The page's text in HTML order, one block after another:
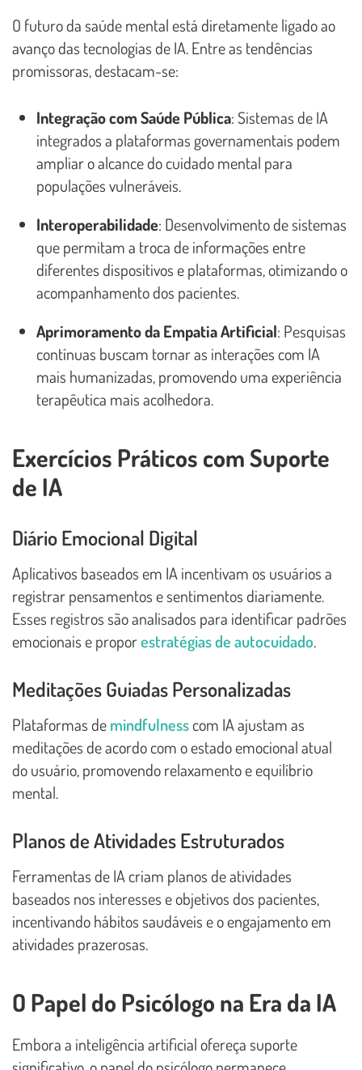
O futuro da saúde mental está diretamente ligado ao
avanço das tecnologias de IA. Entre as tendências
promissoras, destacam-se:
Integração com Saúde Pública: Sistemas de IA
integrados a plataformas governamentais podem
ampliar o alcance do cuidado mental para
populações vulneráveis.
Interoperabilidade: Desenvolvimento de sistemas
que permitam a troca de informações entre
diferentes dispositivos e plataformas, otimizando o
acompanhamento dos pacientes.
Aprimoramento da Empatia Artificial: Pesquisas
contínuas buscam tornar as interações com IA
mais humanizadas, promovendo uma experiência
terapêutica mais acolhedora.
Exercícios Práticos com Suporte
de IA
Diário Emocional Digital
Aplicativos baseados em IA incentivam os usuários a
registrar pensamentos e sentimentos diariamente.
Esses registros são analisados para identificar padrões
emocionais e proporestratégias de autocuidado.
Meditações Guiadas Personalizadas
Plataformas demindfulnesscom IA ajustam as
meditações de acordo com o estado emocional atual
do usuário, promovendo relaxamento e equilíbrio
mental.
Planos de Atividades Estruturados
Ferramentas de IA criam planos de atividades
baseados nos interesses e objetivos dos pacientes,
incentivando hábitos saudáveis e o engajamento em
atividades prazerosas.
O Papel do Psicólogo na Era da IA
Embora a inteligência artificial ofereça suporte